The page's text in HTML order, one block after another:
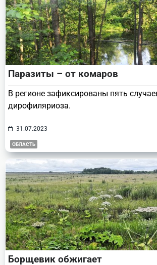
Паразиты – от комаров
В регионе зафиксированы пять
дирофиляриоза.
31.07.2023
ОБЛАСТЬ
Борщевик обжигает